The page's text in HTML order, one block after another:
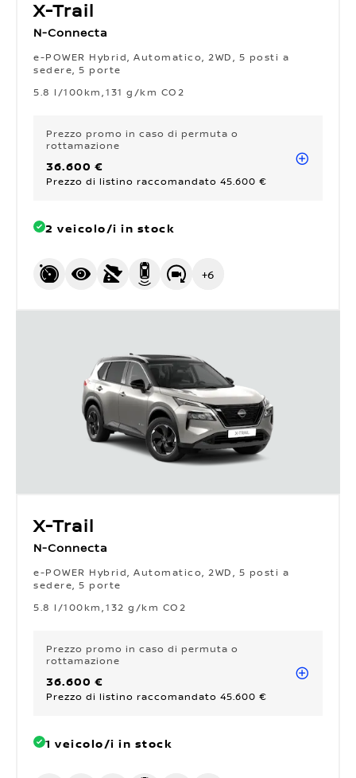
X-Trail
N-Connecta
e-POWER Hybrid, Automatico, 2WD, 5 posti a
sedere, 5 porte
5.8 l/100km 131 g/km CO2
Prezzo promo in caso di permuta o
rottamazione
36.600 €
Prezzo di listino raccomandato 45.600 €
2 veicolo/i in stock
+6
X-Trail
N-Connecta
e-POWER Hybrid, Automatico, 2WD, 5 posti a
sedere, 5 porte
5.8 l/100km 132 g/km CO2
Prezzo promo in caso di permuta o
rottamazione
36.600 €
Prezzo di listino raccomandato 45.600 €
1 veicolo/i in stock